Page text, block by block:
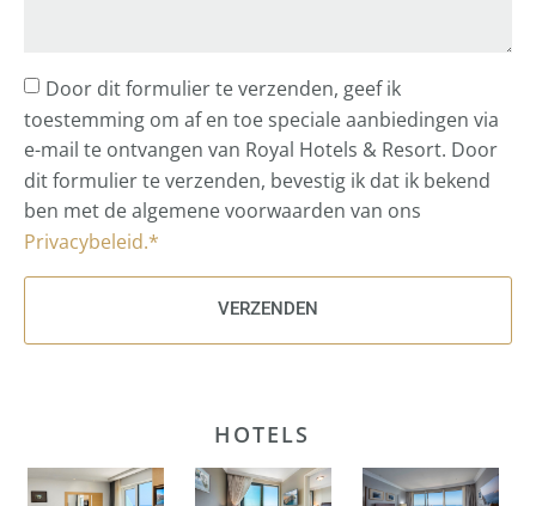
Door dit formulier te verzenden, geef ik
toestemming om af en toe speciale aanbiedingen via
e-mail te ontvangen van Royal Hotels & Resort. Door
dit formulier te verzenden, bevestig ik dat ik bekend
ben met de algemene voorwaarden van ons
Privacybeleid.*
VERZENDEN
HOTELS